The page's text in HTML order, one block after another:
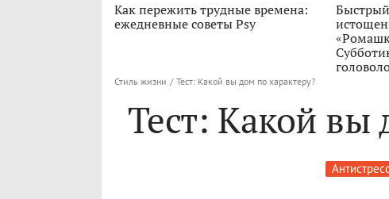
Как пережить трудные времена:
ежедневные советы Psy
Стиль жизни / Тест: Какой вы дом по характеру?
Тест: Какой вы
Антистресс